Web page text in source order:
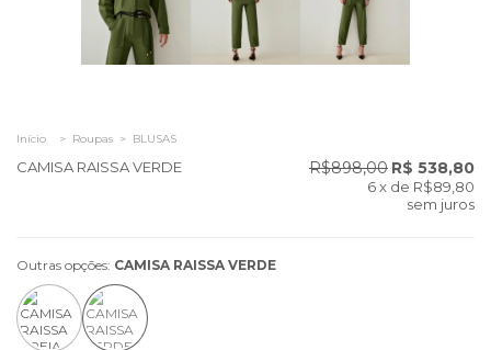
Início > Roupas > BLUSAS
CAMISA RAISSA VERDE R$898,00 R$ 538,80
6x de R$89,80
sem juros
Outras opções: CAMISA RAISSA VERDE